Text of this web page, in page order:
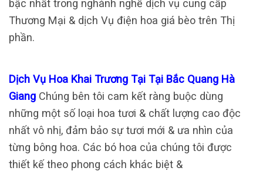
bậc nhất trong nghành nghề dịch vụ cung cấp
Thương Mại & dịch Vụ điện hoa giá bèo trên Thị
phần.
Dịch Vụ Hoa Khai Trương Tại Tại Bắc Quang Hà
Giang Chúng bên tôi cam kết ràng buộc dùng
những một số loại hoa tươi & chất lượng cao độc
nhất vô nhị, đảm bảo sự tươi mới & ưa nhìn của
từng bông hoa. Các bó hoa của chúng tôi được
thiết kế theo phong cách khác biệt &